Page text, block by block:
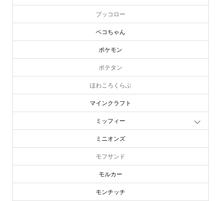
ブッコロー
ペコちゃん
ポケモン
ポテタン
ほわころくらぶ
マインクラフト
ミッフィー
ミニオンズ
モフサンド
モルカー
モンチッチ